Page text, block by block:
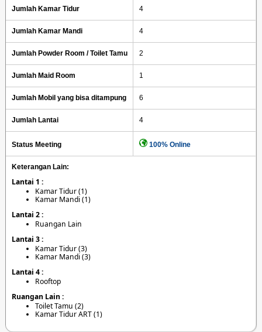
Jumlah Kamar Tidur 4
Jumlah Kamar Mandi 4
Jumlah Powder Room / Toilet Tamu 2
Jumlah Maid Room 1
Jumlah Mobil yang bisa ditampung 6
Jumlah Lantai 4
Status Meeting 100% Online
Keterangan Lain:
Lantai 1 :
Kamar Tidur (1)
Kamar Mandi (1)
Lantai 2 :
Ruangan Lain
Lantai 3 :
Kamar Tidur (3)
Kamar Mandi (3)
Lantai 4 :
Rooftop
Ruangan Lain :
Toilet Tamu (2)
Kamar Tidur ART (1)